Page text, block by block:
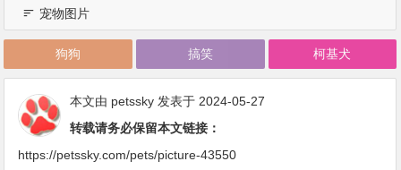
宠物图片
狗狗 搞笑 柯基犬
本文由 petssky 发表于 2024-05-27
转载请务必保留本文链接：
https://petssky.com/pets/picture-43550